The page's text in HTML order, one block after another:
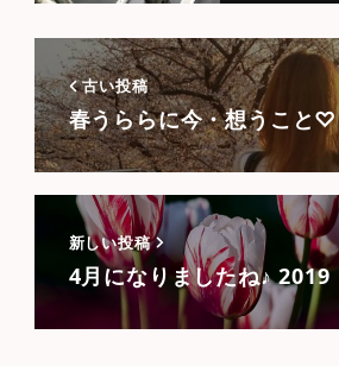
古い投稿
春うららに今・想うこと♡
新しい投稿
4月になりましたね♪ 2019